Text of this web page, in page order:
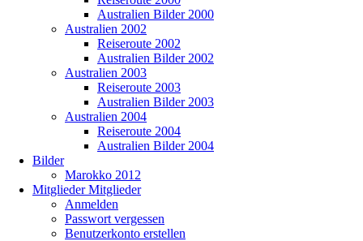
Australien Bilder 2000
Australien 2002
Reiseroute 2002
Australien Bilder 2002
Australien 2003
Reiseroute 2003
Australien Bilder 2003
Australien 2004
Reiseroute 2004
Australien Bilder 2004
Bilder
Marokko 2012
MitgliederMitglieder
Anmelden
Passwort vergessen
Benutzerkonto erstellen